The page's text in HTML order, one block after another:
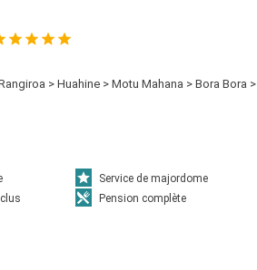
> Huahine > Motu Mahana > Bora Bora >
Service de majordome
Pension complète